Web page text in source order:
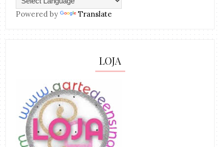
Powered by Translate
LOJA